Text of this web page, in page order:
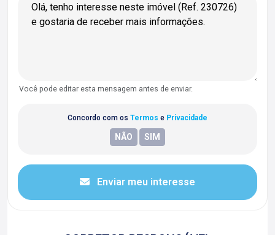
Você pode editar esta mensagem antes de enviar.
Concordo com os Termos e Privacidade
Enviar meu interesse